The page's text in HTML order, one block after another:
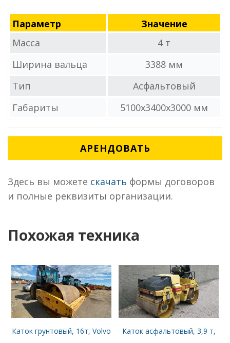
Параметр
Значение
Масса
4 т
Ширина вальца
3388 мм
Тип
Асфальтовый
Габариты
5100x3400x3000 мм
АРЕНДОВАТЬ
Здесь вы можете скачать формы договоров
и полные реквизиты организации.
Похожая техника
Каток грунтовый, 16т, Volvo
Каток асфальтовый, 3,9 т,